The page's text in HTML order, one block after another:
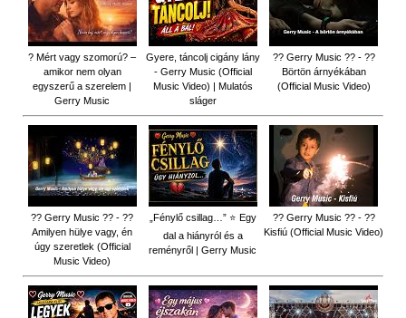
? Mért vagy szomorú? –
amikor nem olyan
egyszerű a szerelem |
Gerry Music
Gyere, táncolj cigány lány
- Gerry Music (Official
Music Video) | Mulatós
sláger
?? Gerry Music ?? - ??
Börtön árnyékában
(Official Music Video)
?? Gerry Music ?? - ??
Amilyen hülye vagy, én
úgy szeretlek (Official
Music Video)
„Fénylő csillag…” ⭐ Egy
dal a hiányról és a
reményről | Gerry Music
?? Gerry Music ?? - ??
Kisfiú (Official Music Video)